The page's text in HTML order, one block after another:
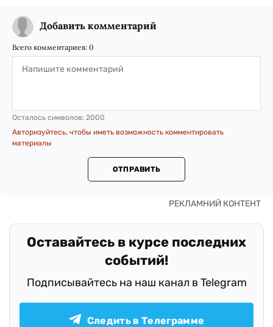
Добавить комментарий
Всего комментариев: 0
Осталось символов: 2000
Авторизуйтесь, чтобы иметь возможность комментировать
материалы
ОТПРАВИТЬ
Оставайтесь в курсе последних
событий!
Подписывайтесь на наш канал в Telegram
Следить в Телеграмме